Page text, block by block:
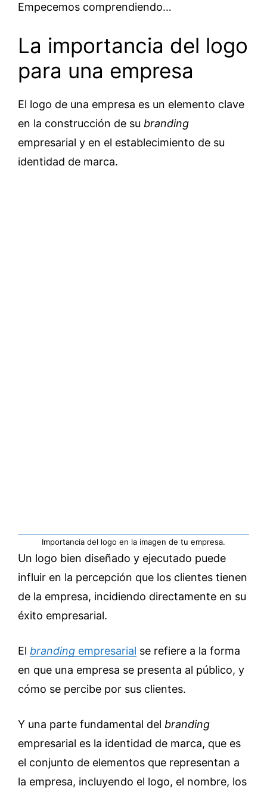
Empecemos comprendiendo…
La importancia del logo
para una empresa
El logo de una empresa es un elemento clave
en la construcción de su branding
empresarial y en el establecimiento de su
identidad de marca.
Importancia del logo en la imagen de tu empresa.
Un logo bien diseñado y ejecutado puede
influir en la percepción que los clientes tienen
de la empresa, incidiendo directamente en su
éxito empresarial.
El branding empresarial se refiere a la forma
en que una empresa se presenta al público, y
cómo se percibe por sus clientes.
Y una parte fundamental del branding
empresarial es la identidad de marca, que es
el conjunto de elementos que representan a
la empresa, incluyendo el logo, el nombre, los